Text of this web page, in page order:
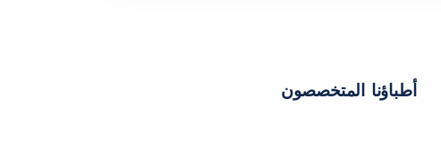
أطباؤنا المتخصصون